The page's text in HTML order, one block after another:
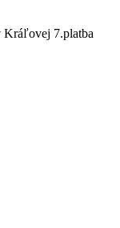
Kráľovej 7.platba